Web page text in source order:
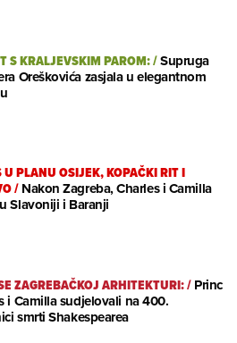
S KRALJEVSKIM PAROM:/Supruga
Oreškovića zasjala u elegantnom
U PLANU OSIJEK, KOPAČKI RIT I
/Nakon Zagreba, Charles i Camilla
Slavoniji i Baranji
ZAGREBAČKOJ ARHITEKTURI:/Princ
i Camilla sudjelovali na 400.
smrti Shakespearea